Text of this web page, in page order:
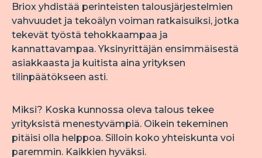
Briox yhdistää perinteisten talousjärjestelmien
vahvuudet ja tekoälyn voiman ratkaisuiksi, jotka
tekevät työstä tehokkaampaa ja
kannattavampaa. Yksinyrittäjän ensimmäisestä
asiakkaasta ja kuitista aina yrityksen
tilinpäätökseen asti.
Miksi? Koska kunnossa oleva talous tekee
yrityksistä menestyvämpiä. Oikein tekeminen
pitäisi olla helppoa. Silloin koko yhteiskunta voi
paremmin. Kaikkien hyväksi.